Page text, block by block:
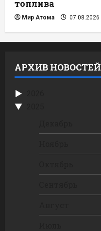
топлива
Мир Атома 07.08.2026
АРХИВ НОВОСТЕЙ